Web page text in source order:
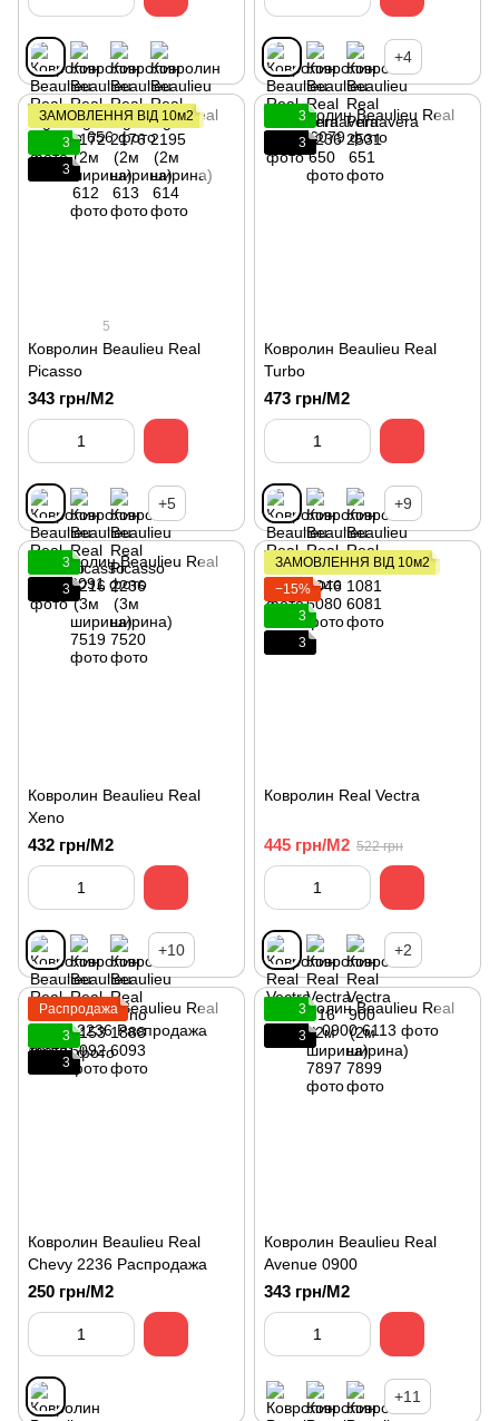
+4
ЗАМОВЛЕННЯ ВІД 10м2
3
3
5
Ковролин Beaulieu Real
Picasso
343 грн/М2
+5
3
3
Ковролин Beaulieu Real
Turbo
473 грн/М2
+9
3
3
Ковролин Beaulieu Real
Xeno
432 грн/М2
+10
ЗАМОВЛЕННЯ ВІД 10м2
−15%
3
3
Ковролин Real Vectra
445 грн/М2 522 грн
+2
Распродажа
3
3
Ковролин Beaulieu Real
Chevy 2236 Распродажа
250 грн/М2
3
3
Ковролин Beaulieu Real
Avenue 0900
343 грн/М2
+11